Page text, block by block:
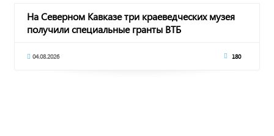
На Северном Кавказе три краеведческих музея
получили специальные гранты ВТБ
04.08.2026 180